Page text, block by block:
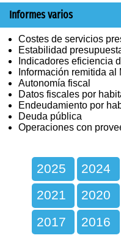
Informes varios
Costes de servicios
Estabilidad
Indicadores eficiencia
Información remitida al
Autonomía fiscal
Datos fiscales por
Endeudamiento por
Deuda pública
Operaciones con
2025 2024
2021
2020
2017
2016